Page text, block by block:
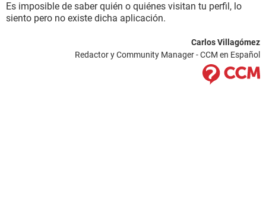
Es imposible de saber quién o quiénes visitan tu perfil, lo
siento pero no existe dicha aplicación.
Carlos Villagómez
Redactor y Community Manager - CCM en Español